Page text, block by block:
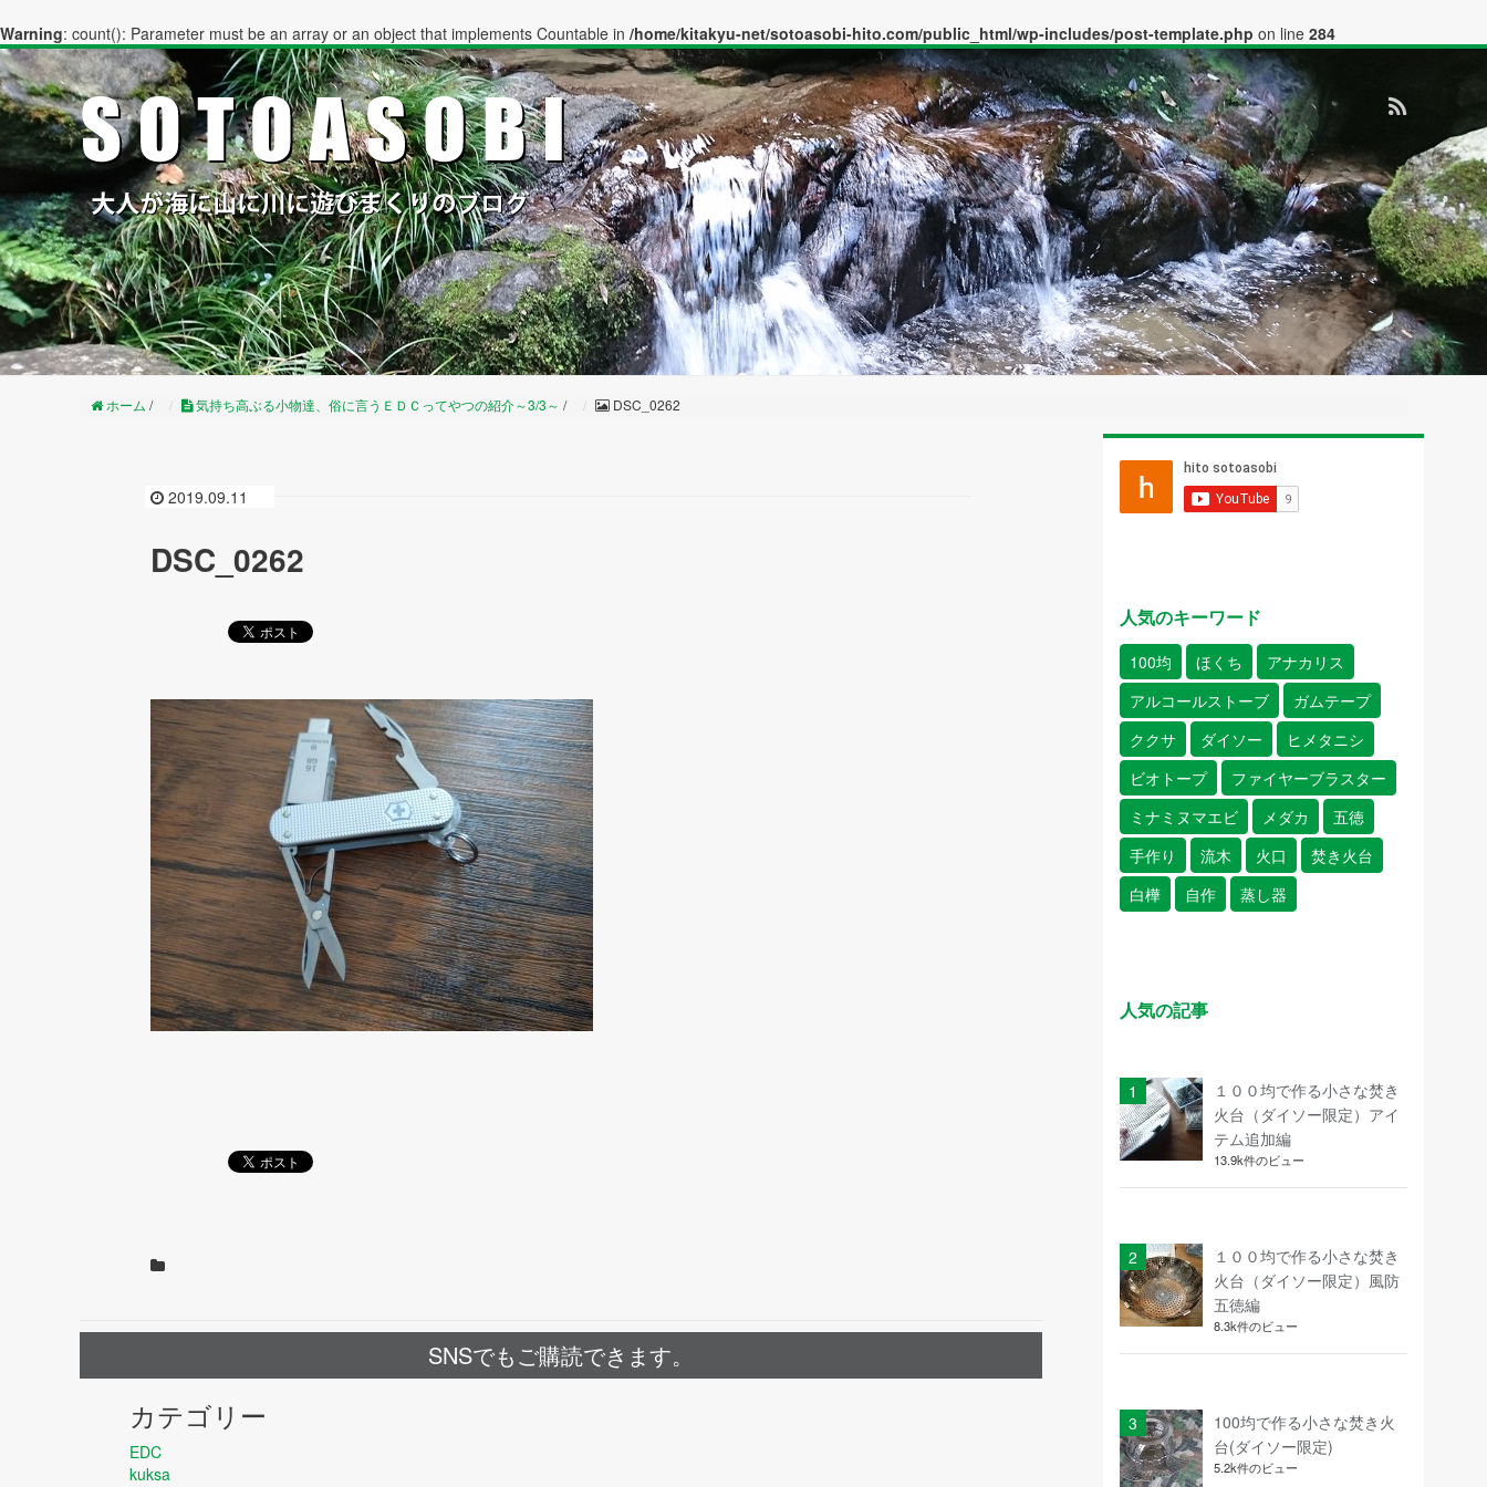
Warning: count(): Parameter must be an array or an object that implements Countable in /home/kitakyu-net/sotoasobi-hito.com/public_html/wp-includes/post-template.php on line 284
ホーム / 気持ち高ぶる小物達、俗に言うＥＤＣってやつの紹介～3/3～ / DSC_0262
2019.09.11
DSC_0262
SNSでもご購読できます。
カテゴリー
EDC
kuksa
人気のキーワード
100均 ほくち
アナカリス
アルコールストーブ
ガムテープ
ククサ
ダイソー
ヒメタニシ
ビオトープ
ファイヤーブラスター
ミナミヌマエビ
メダカ
五徳
手作り
流木 火口
焚き火台
白樺
自作 蒸し器
人気の記事
１００均で作る小さな焚き
火台（ダイソー限定）アイ
テム追加編
13.9k件のビュー
１００均で作る小さな焚き
火台（ダイソー限定）風防
五徳編
8.3k件のビュー
100均で作る小さな焚き火
台(ダイソー限定)
5.2k件のビュー